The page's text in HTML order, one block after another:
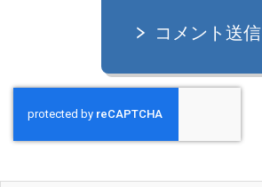
コメント送信